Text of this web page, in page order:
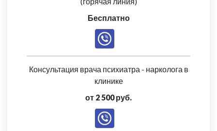
Бесплатно
Консультация врача психиатра - нарколога в
клинике
от 2 500 руб.